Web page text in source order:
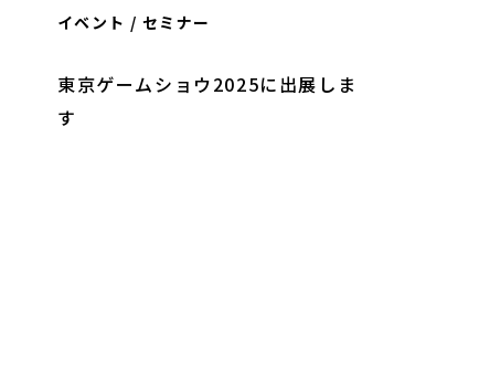
イベント / セミナー
東京ゲームショウ2025に出展しま
す